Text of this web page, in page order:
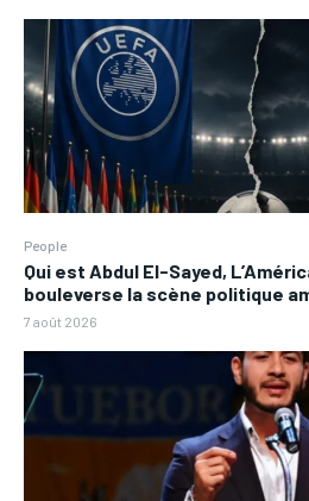
People
Qui est Abdul El-Sayed,
bouleverse la scène politique
7 août 2026